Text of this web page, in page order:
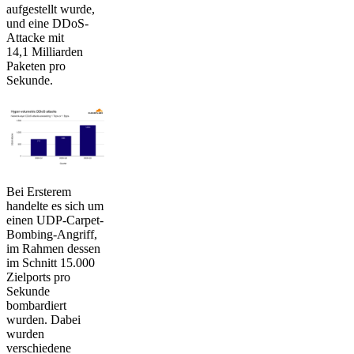
aufgestellt wurde,
und eine DDoS-
Attacke mit
14,1 Milliarden
Paketen pro
Sekunde.
Bei Ersterem
handelte es sich um
einen UDP-Carpet-
Bombing-Angriff,
im Rahmen dessen
im Schnitt 15.000
Zielports pro
Sekunde
bombardiert
wurden. Dabei
wurden
verschiedene